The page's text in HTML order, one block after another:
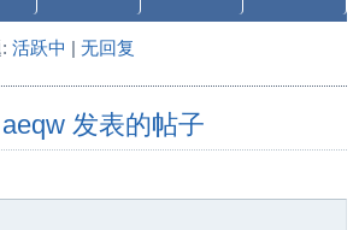
活跃中 | 无回复
aeqw 发表的帖子